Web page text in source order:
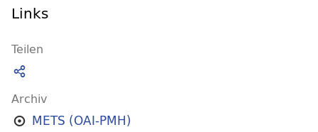
Links
Teilen
Archiv
METS (OAI-PMH)